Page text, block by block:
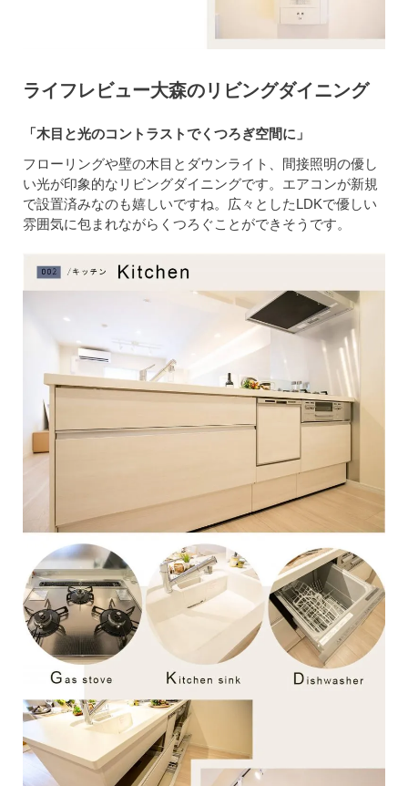
ライフレビュー大森のリビングダイニング
「木目と光のコントラストでくつろぎ空間に」
フローリングや壁の木目とダウンライト、間接照明の優し
い光が印象的なリビングダイニングです。エアコンが新規
で設置済みなのも嬉しいですね。広々としたLDKで優しい
雰囲気に包まれながらくつろぐことができそうです。